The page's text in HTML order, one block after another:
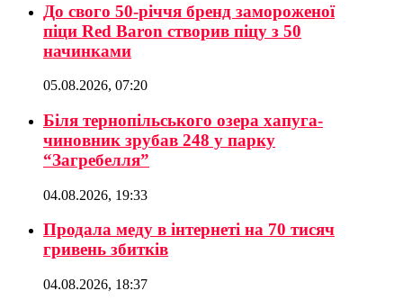
До свого 50-річчя бренд замороженої
піци Red Baron створив піцу з 50
начинками
05.08.2026, 07:20
Біля тернопільського озера хапуга-
чиновник зрубав 248 у парку
“Загребелля”
04.08.2026, 19:33
Продала меду в інтернеті на 70 тисяч
гривень збитків
04.08.2026, 18:37